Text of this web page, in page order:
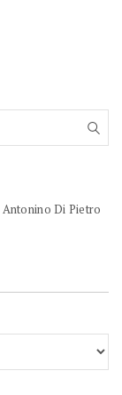
Di Pietro